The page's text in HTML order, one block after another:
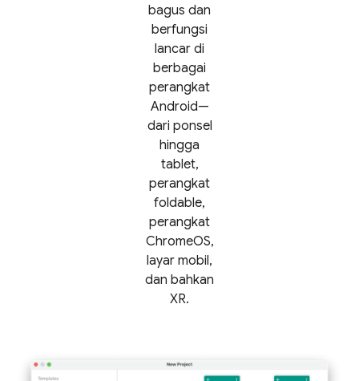
bagus dan
berfungsi
lancar di
berbagai
perangkat
Android—
dari ponsel
hingga
tablet,
perangkat
foldable,
perangkat
ChromeOS,
layar mobil,
dan bahkan
XR.